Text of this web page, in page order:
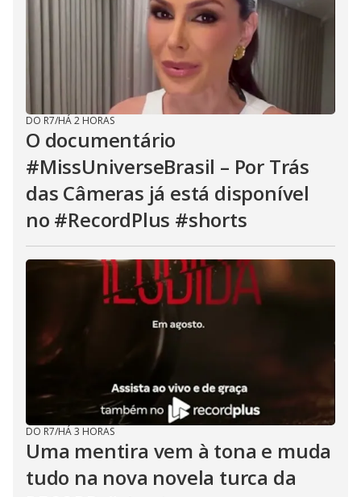
DO R7/HÁ 2 HORAS
O documentário
#MissUniverseBrasil – Por Trás
das Câmeras já está disponível
no #RecordPlus #shorts
DO R7/HÁ 3 HORAS
Uma mentira vem à tona e muda
tudo na nova novela turca da